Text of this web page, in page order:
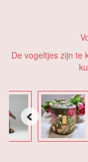
De vogeltjes zijn te